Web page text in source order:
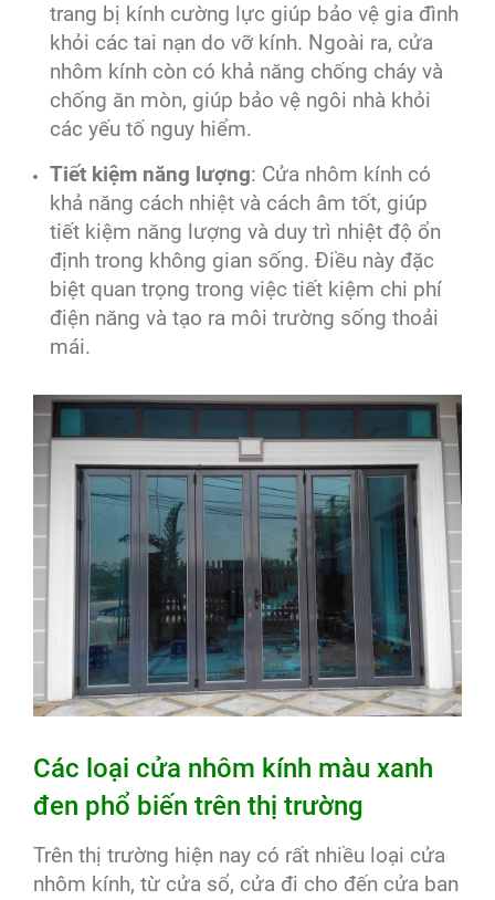
trang bị kính cường lực giúp bảo vệ gia đình
khỏi các tai nạn do vỡ kính. Ngoài ra, cửa
nhôm kính còn có khả năng chống cháy và
chống ăn mòn, giúp bảo vệ ngôi nhà khỏi
các yếu tố nguy hiểm.
Tiết kiệm năng lượng: Cửa nhôm kính có
khả năng cách nhiệt và cách âm tốt, giúp
tiết kiệm năng lượng và duy trì nhiệt độ ổn
định trong không gian sống. Điều này đặc
biệt quan trọng trong việc tiết kiệm chi phí
điện năng và tạo ra môi trường sống thoải
mái.
Các loại cửa nhôm kính màu xanh
đen phổ biến trên thị trường
Trên thị trường hiện nay có rất nhiều loại cửa
nhôm kính, từ cửa sổ, cửa đi cho đến cửa ban